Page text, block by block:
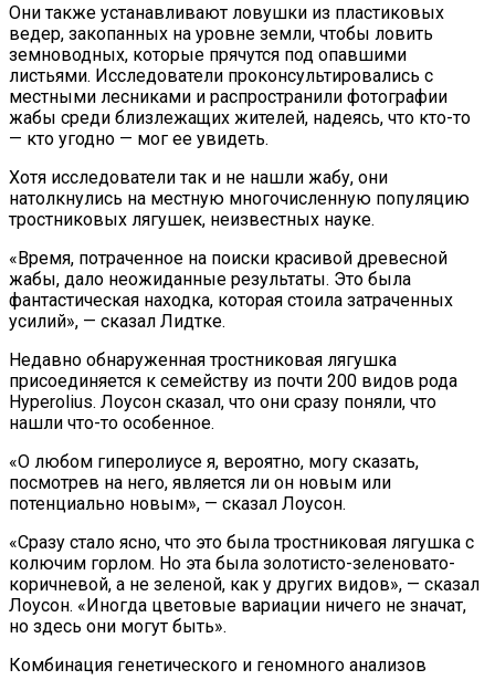
Они также устанавливают ловушки из пластиковых
ведер, закопанных на уровне земли, чтобы ловить
земноводных, которые прячутся под опавшими
листьями. Исследователи проконсультировались с
местными лесниками и распространили фотографии
жабы среди близлежащих жителей, надеясь, что кто-то
— кто угодно — мог ее увидеть.
Хотя исследователи так и не нашли жабу, они
натолкнулись на местную многочисленную популяцию
тростниковых лягушек, неизвестных науке.
«Время, потраченное на поиски красивой древесной
жабы, дало неожиданные результаты. Это была
фантастическая находка, которая стоила затраченных
усилий», — сказал Лидтке.
Недавно обнаруженная тростниковая лягушка
присоединяется к семейству из почти 200 видов рода
Hyperolius. Лоусон сказал, что они сразу поняли, что
нашли что-то особенное.
«О любом гиперолиусе я, вероятно, могу сказать,
посмотрев на него, является ли он новым или
потенциально новым», — сказал Лоусон.
«Сразу стало ясно, что это была тростниковая лягушка с
колючим горлом. Но эта была золотисто-зеленовато-
коричневой, а не зеленой, как у других видов», — сказал
Лоусон. «Иногда цветовые вариации ничего не значат,
но здесь они могут быть».
Комбинация генетического и геномного анализов